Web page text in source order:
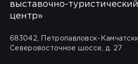
выставочно-туристический
центр»
683042, Петропавловск-
Северовосточное шоссе, д. 27